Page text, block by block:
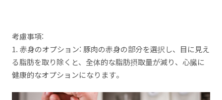
考慮事項:
1. 赤身のオプション: 豚肉の赤身の部分を選択し、目に見え
る脂肪を取り除くと、全体的な脂肪摂取量が減り、心臓に
健康的なオプションになります。